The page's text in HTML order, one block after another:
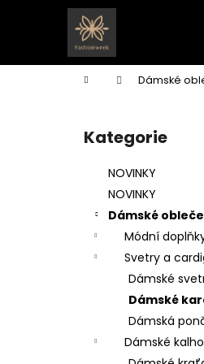
Domů Dámské
Přeskočit
kategorie
Kategorie
NOVINKY
NOVINKY
Dámské
Módní
Svetry a
Dámské
Dámské
Dámská
Dámské
í
Zpět
do
Zpět
do